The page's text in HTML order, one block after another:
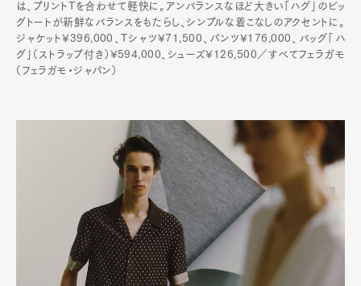
は、プリントTを合わせて軽快に。アンバランスなほど大きい「ハグ」のビッ
グトートが新鮮なバランスをもたらし、シンプルな着こなしのアクセントに。
ジャケット¥396,000、Tシャツ¥71,500、パンツ¥176,000、バッグ「ハ
グ」（ストラップ付き）¥594,000、シューズ¥126,500／すべてフェラガモ
（フェラガモ・ジャパン）